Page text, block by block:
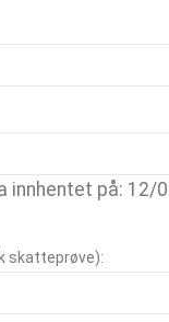
innhentet på: 12/
skatteprøve):